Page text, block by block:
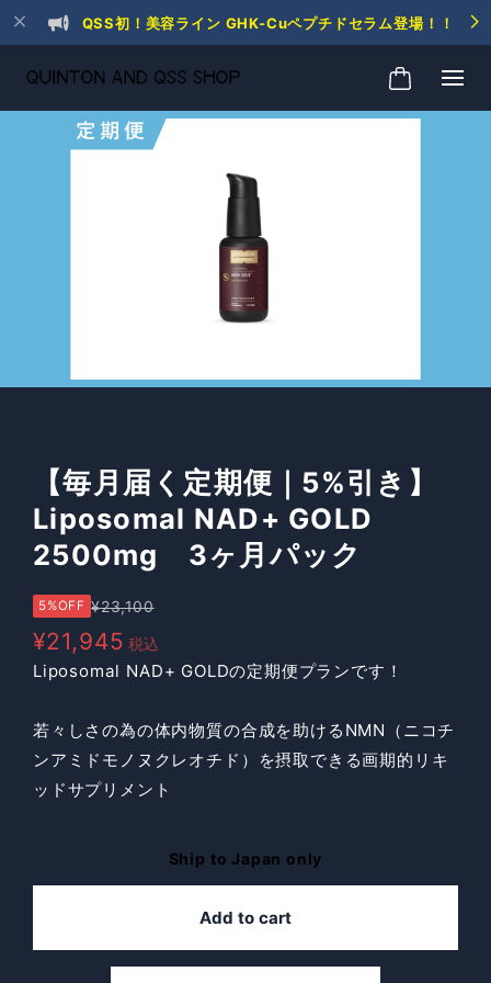
QSS初！美容ライン GHK-Cuペプチドセラム登場！！
【毎月届く定期便｜5%引き】
Liposomal NAD+ GOLD
2500mg 3ヶ月パック
5%OFF ¥23,100
¥21,945 税込
Liposomal NAD+ GOLDの定期便プランです！
若々しさの為の体内物質の合成を助けるNMN（ニコチ
ンアミドモノヌクレオチド）を摂取できる画期的リキ
ッドサプリメント
Ship to Japan only
Add to cart